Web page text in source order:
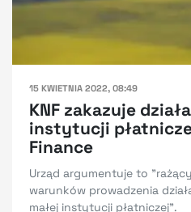
15 KWIETNIA 2022, 08:49
KNF zakazuje
instytucji
Finance
Urząd argumentuje to
warunków prowadzenia
małej instytucji płatniczej".